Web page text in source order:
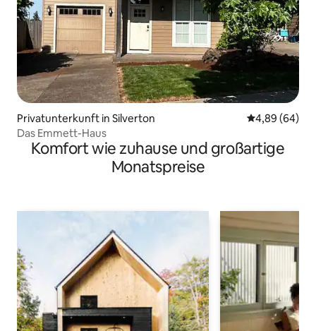
Privatunterkunft in Silverton
4,89 (64)
Das Emmett-Haus
Komfort wie zuhause und großartige
Monatspreise